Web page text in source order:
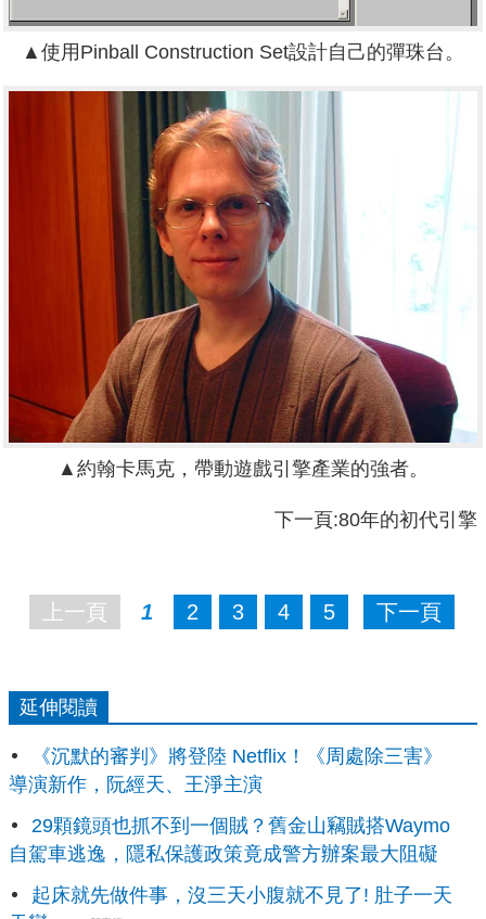
▲使用Pinball Construction Set設計自己的彈珠台。
▲約翰卡馬克，帶動遊戲引擎產業的強者。
下一頁:80年的初代引擎
上一頁 1 2 3 4 5 下一頁
延伸閱讀
《沉默的審判》將登陸 Netflix！《周處除三害》
導演新作，阮經天、王淨主演
29顆鏡頭也抓不到一個賊？舊金山竊賊搭Waymo
自駕車逃逸，隱私保護政策竟成警方辦案最大阻礙
起床就先做件事，沒三天小腹就不見了! 肚子一天